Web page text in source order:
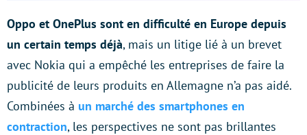
Oppo et OnePlus sont en difficulté en Europe depuis
un certain temps déjà, mais un litige lié à un brevet
avec Nokia qui a empêché les entreprises de faire la
publicité de leurs produits en Allemagne n’a pas aidé.
Combinées à un marché des smartphones en
contraction, les perspectives ne sont pas brillantes